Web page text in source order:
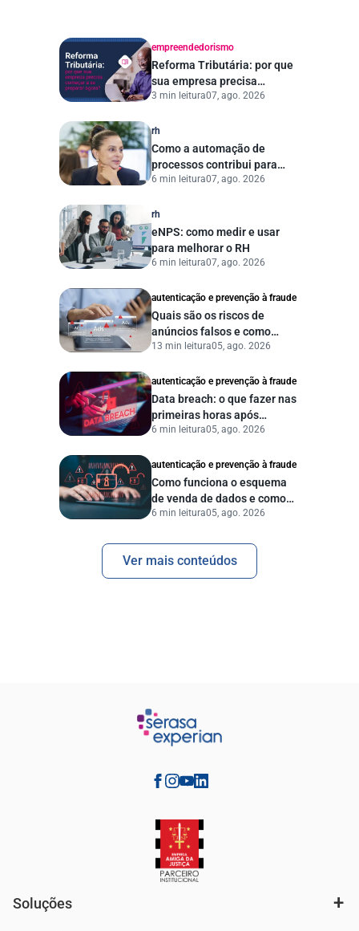
empreendedorismo
Reforma Tributária: por que
sua empresa precisa
começar a se preparar
3 min leitura07, ago. 2026
rh
Como a automação de
processos contribui para
uma gestão pública mais
6 min leitura07, ago. 2026
rh
eNPS: como medir e usar
para melhorar o RH
6 min leitura07, ago. 2026
autenticação e prevenção à fraude
Quais são os riscos de
anúncios falsos e como
proteger seu negócio?
13 min leitura05, ago. 2026
autenticação e prevenção à fraude
Data breach: o que fazer nas
primeiras horas após
vazamento de dados?
6 min leitura05, ago. 2026
autenticação e prevenção à fraude
Como funciona o esquema
de venda de dados e como
proteger sua empresa?
6 min leitura05, ago. 2026
Ver mais conteúdos
Soluções